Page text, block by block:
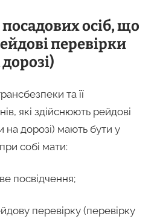
осіб, що
перевірки
та її
які здійснюють рейдові
на дорозі) мають бути у
собі мати:
посвідчення;
перевірку (перевірку